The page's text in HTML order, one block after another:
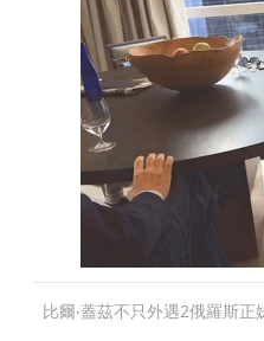
比爾‧蓋茲不只外遇2俄羅斯